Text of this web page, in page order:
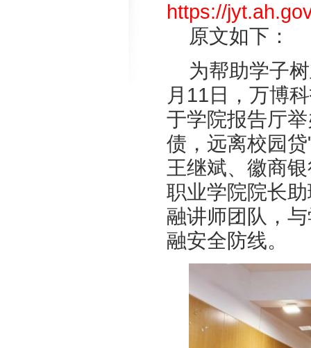
https://
原文如下：
为帮助学子
月11日，万博
于学院报告厅
债，远离校园
王继斌、徽商
职业学院院长
融讲师团队，
融安全防线。